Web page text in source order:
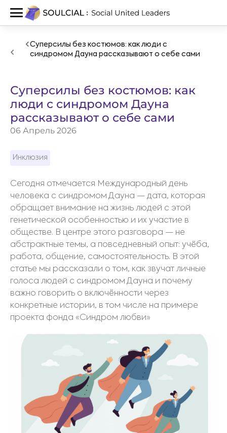
Суперсилы без костюмов: как люди с
синдромом Дауна рассказывают о себе сами
Суперсилы без костюмов: как
люди с синдромом Дауна
рассказывают о себе сами
06 Апрель 2026
Инклюзия
Сегодня отмечается Международный день
человека с синдромом Дауна — дата, которая
обращает внимание на жизнь людей с этой
генетической особенностью и их участие в
обществе. В центре этого разговора — не
абстрактные темы, а повседневный опыт: учёба,
работа, общение, самостоятельность. В этой
статье мы рассказали о том, как звучат личные
голоса людей с синдромом Дауна и почему
важно говорить о включённости через
конкретные истории, в том числе на примере
проекта фонда «Синдром любви»